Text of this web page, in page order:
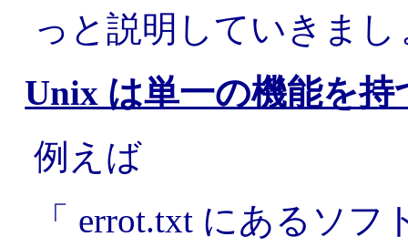
っと説明していきまし
Unix は単一の機能を
例えば
「 errot.txt にあるソ